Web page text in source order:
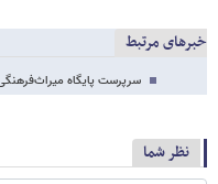
خبرهای مرتبط
سرپرست پایگاه
نظر شما